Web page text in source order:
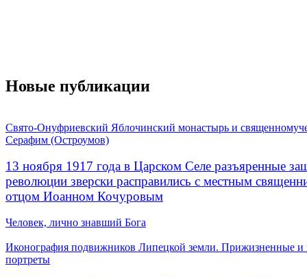
Новые публикации
Свято-Онуфриевский Яблочинский монастырь и
Серафим (Остроумов)
13 ноября 1917 года в Царском Селе разъяренные
революции зверски расправились с местным
отцом Иоанном Кочуровым
Человек, лично знавший Бога
Иконография подвижников Липецкой земли. Прижизненные и
портреты